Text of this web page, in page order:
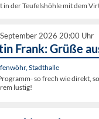
in der Teufelshöhle mit dem
2026 20:00 Uhr
Frank: Grüße
Stadthalle
so frech wie direkt,
lustig!